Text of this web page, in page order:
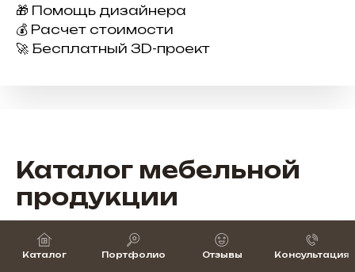
Каталог Портфолио Отзывы Консультация
🎁 Помощь дизайнера
💰 Расчет стоимости
🚀 Бесплатный 3D-проект
Каталог мебельной
продукции
Широкий выбор мебели для бизнеса —
от рабочих мест до зон ресепшн и